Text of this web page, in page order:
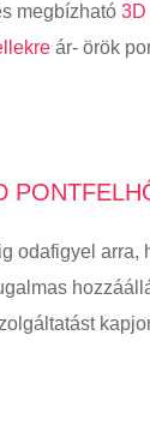
megbízható 3D
ár- örök
odafigyel arra,